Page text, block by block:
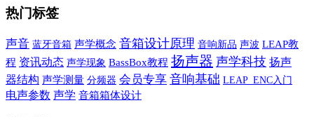
热门标签
声音 蓝牙音箱 声学概念 音箱设计原理 音响新品 声波 LEAP教
程 资讯动态 声学现象 BassBox教程 扬声器 声学科技 扬声
器结构 声学测量 分频器 会员专享 音响基础 LEAP_ENC入门
电声参数 声学 音箱箱体设计